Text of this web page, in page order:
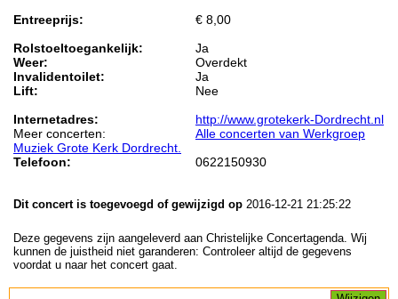
Entreeprijs:
€ 8,00
Rolstoeltoegankelijk:
Ja
Weer:
Overdekt
Invalidentoilet:
Ja
Lift:
Nee
Internetadres:
http://www.grotekerk-Dordrecht.nl
Meer concerten:
Alle concerten van Werkgroep
Muziek Grote Kerk Dordrecht.
Telefoon:
0622150930
Dit concert is toegevoegd of gewijzigd op 2016-12-21 21:25:22
Deze gegevens zijn aangeleverd aan Christelijke Concertagenda. Wij
kunnen de juistheid niet garanderen: Controleer altijd de gegevens
voordat u naar het concert gaat.